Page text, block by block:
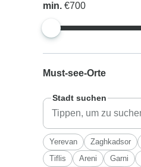
min.€700
Must-see-Orte
Stadt suchen
Yerevan Zaghkadsor
Tiflis
Areni Garni